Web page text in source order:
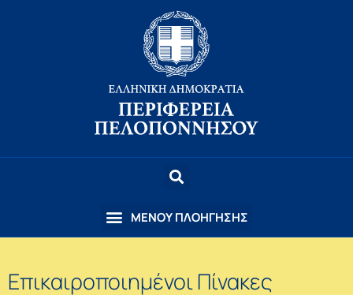
Επικαιροποιημένοι Πίνακες